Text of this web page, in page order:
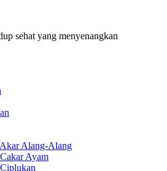
sehat yang menyenangkan
Alang-Alang
Ayam